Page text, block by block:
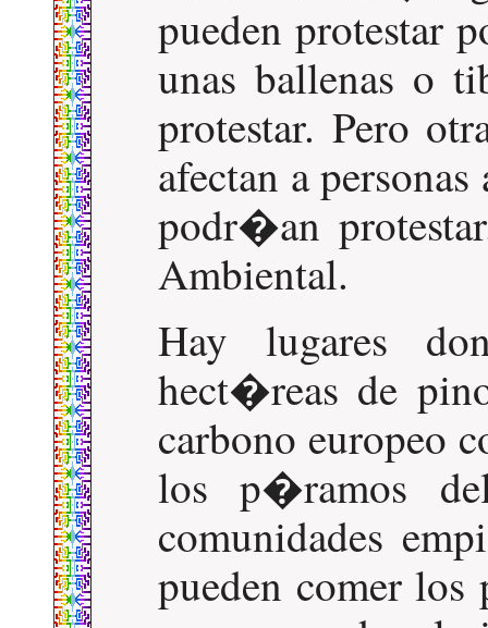
pueden protestar
unas ballenas o
protestar. Pero
afectan a
podr�an
Ambiental.
Hay lugares
hect�reas de
carbono europeo
los p�ramos
comunidades
pueden comer los